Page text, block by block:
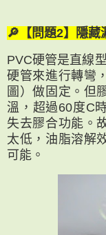
🔎【問題2】隱藏
PVC硬管是直線
硬管來進行轉彎
圖）做固定。但
溫，超過60度C
失去膠合功能。
太低，油脂溶解
可能。